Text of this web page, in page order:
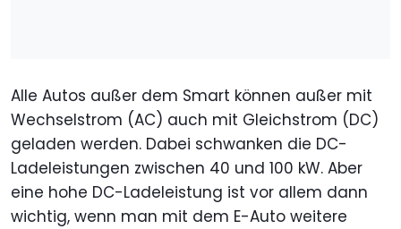
Alle Autos außer dem Smart können außer mit
Wechselstrom (AC) auch mit Gleichstrom (DC)
geladen werden. Dabei schwanken die DC-
Ladeleistungen zwischen 40 und 100 kW. Aber
eine hohe DC-Ladeleistung ist vor allem dann
wichtig, wenn man mit dem E-Auto weitere